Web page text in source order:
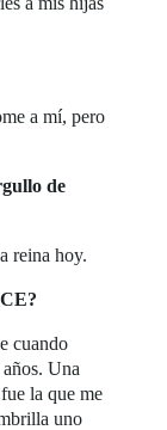
a mí, pero
de
reina hoy.
cuando
Una
la que me
uno